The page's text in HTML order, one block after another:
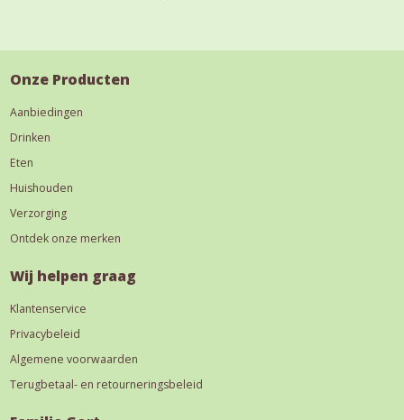
Onze Producten
Aanbiedingen
Drinken
Eten
Huishouden
Verzorging
Ontdek onze merken
Wij helpen graag
Klantenservice
Privacybeleid
Algemene voorwaarden
Terugbetaal- en retourneringsbeleid